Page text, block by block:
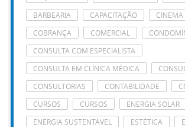
BARBEARIA
CAPACITAÇÃO
CINEMA
COBRANÇA
COMERCIAL
CONSULTA COM ESPECIALISTA
CONSULTA EM CLÍNICA MÉDICA
CONSULTORIAS
CONTABILIDADE
CURSOS
CURSOS
ENERGIA SOLAR
ENERGIA SUSTENTÁVEL
ESTÉTICA